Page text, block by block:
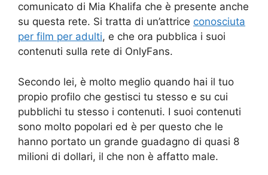
comunicato di Mia Khalifa che è presente anche
su questa rete. Si tratta di un’attrice conosciuta
per film per adulti, e che ora pubblica i suoi
contenuti sulla rete di OnlyFans.
Secondo lei, è molto meglio quando hai il tuo
propio profilo che gestisci tu stesso e su cui
pubblichi tu stesso i contenuti. I suoi contenuti
sono molto popolari ed è per questo che le
hanno portato un grande guadagno di quasi 8
milioni di dollari, il che non è affatto male.